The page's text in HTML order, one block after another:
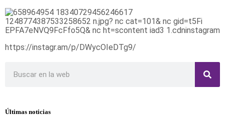
https://instagr.am/p/DWycOIeDTg9/
Últimas noticias